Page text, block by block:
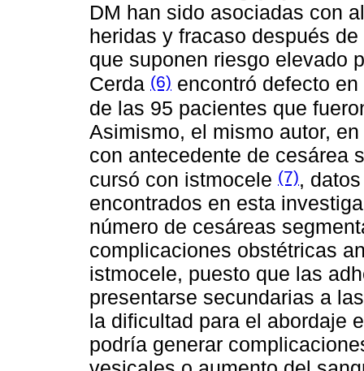
DM han sido asociadas con
heridas y fracaso después
que suponen riesgo elevado
Cerda (6) encontró defecto
de las 95 pacientes que
Asimismo, el mismo autor,
con antecedente de cesárea
cursó con istmocele (7),
encontrados en esta
número de cesáreas
complicaciones obstétricas
istmocele, puesto que las
presentarse secundarias a
la dificultad para el abordaje
podría generar